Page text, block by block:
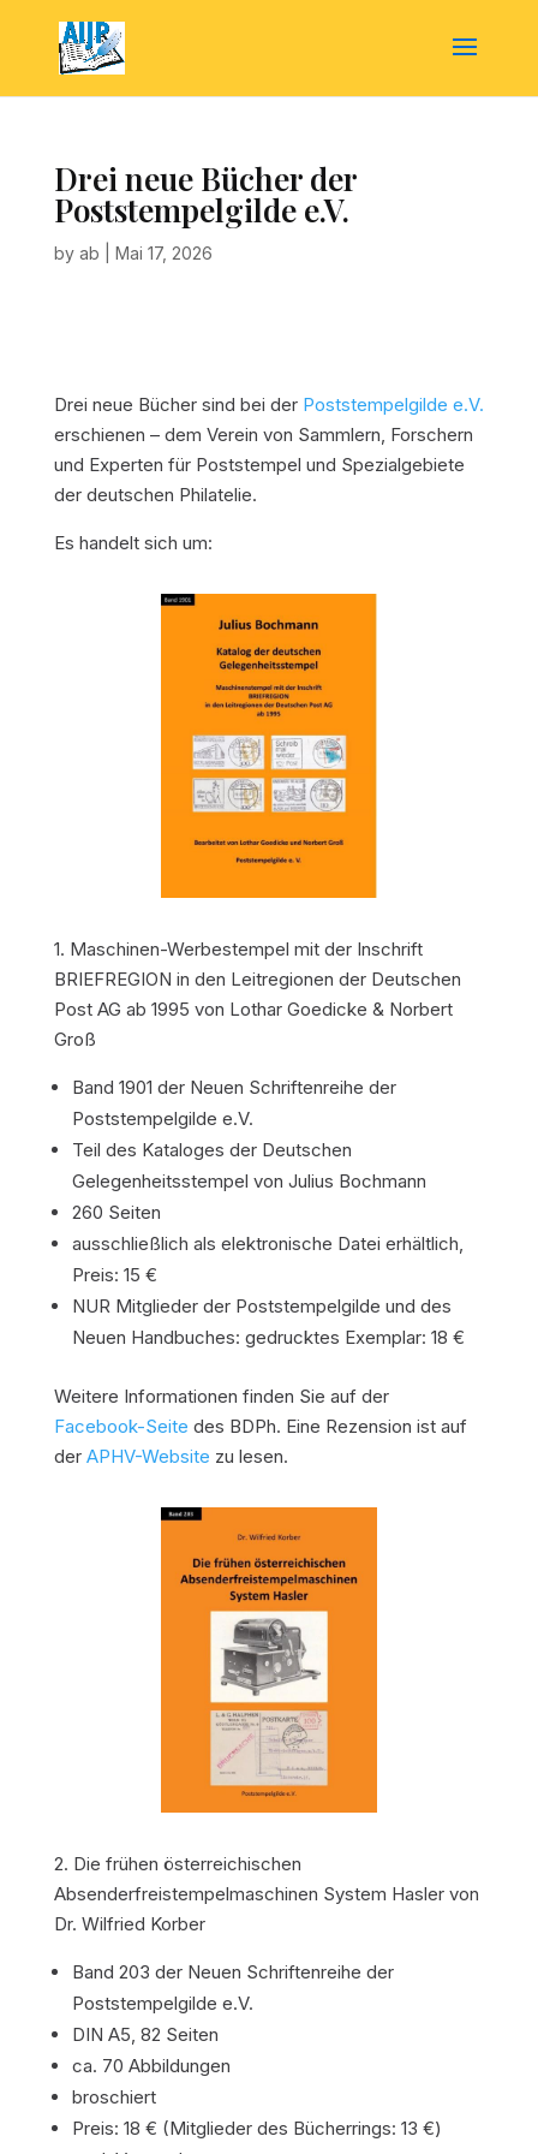
Drei neue Bücher der
Poststempelgilde e.V.
by ab Mai 17, 2026
Drei neue Bücher sind bei der Poststempelgilde e.V.
erschienen – dem Verein von Sammlern, Forschern
und Experten für Poststempel und Spezialgebiete
der deutschen Philatelie.
Es handelt sich um:
1. Maschinen-Werbestempel mit der Inschrift
BRIEFREGION in den Leitregionen der Deutschen
Post AG ab 1995 von Lothar Goedicke & Norbert
Groß
Band 1901 der Neuen Schriftenreihe der
Poststempelgilde e.V.
Teil des Kataloges der Deutschen
Gelegenheitsstempel von Julius Bochmann
260 Seiten
ausschließlich als elektronische Datei erhältlich,
Preis: 15 €
NUR Mitglieder der Poststempelgilde und des
Neuen Handbuches: gedrucktes Exemplar: 18 €
Weitere Informationen finden Sie auf der
Facebook-Seite des BDPh. Eine Rezension ist auf
der APHV-Website zu lesen.
2. Die frühen österreichischen
Absenderfreistempelmaschinen System Hasler von
Dr. Wilfried Korber
Band 203 der Neuen Schriftenreihe der
Poststempelgilde e.V.
DIN A5, 82 Seiten
ca. 70 Abbildungen
broschiert
Preis: 18 € (Mitglieder des Bücherrings: 13 €)